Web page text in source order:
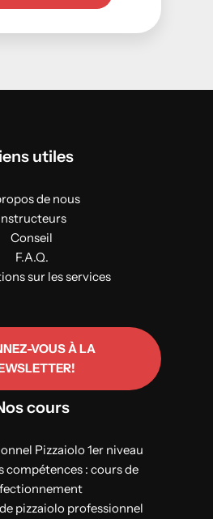
utiles
de nous
Conseil
F.A.Q.
sur les services
VOUS À LA
cours
Pizzaiolo 1er niveau
compétences : cours de
pizzaiolo professionnel